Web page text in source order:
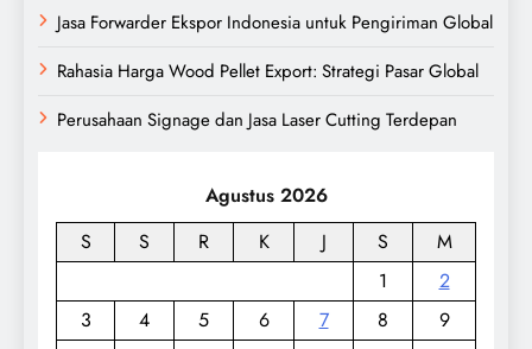
Jasa Forwarder Ekspor Indonesia untuk Pengiriman Global
Rahasia Harga Wood Pellet Export: Strategi Pasar Global
Perusahaan Signage dan Jasa Laser Cutting Terdepan
Agustus 2026
S
S R K J S
M
1
2
3
4 5 6 7 8
9